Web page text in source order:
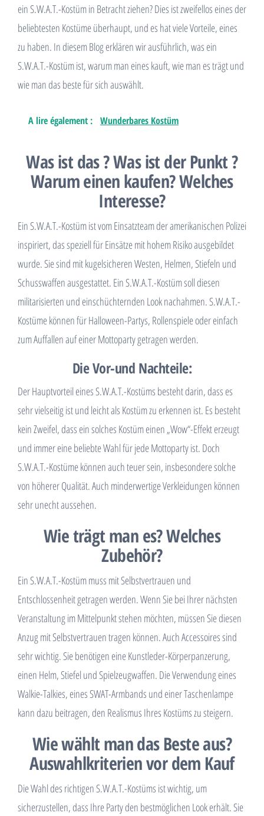
ein S.W.A.T.-Kostüm in Betracht ziehen? Dies ist zweifellos eines der
beliebtesten Kostüme überhaupt, und es hat viele Vorteile, eines
zu haben. In diesem Blog erklären wir ausführlich, was ein
S.W.A.T.-Kostüm ist, warum man eines kauft, wie man es trägt und
wie man das beste für sich auswählt.
A lire également : Wunderbares Kostüm
Was ist das ? Was ist der Punkt ?
Warum einen kaufen? Welches
Interesse?
Ein S.W.A.T.-Kostüm ist vom Einsatzteam der amerikanischen Polizei
inspiriert, das speziell für Einsätze mit hohem Risiko ausgebildet
wurde. Sie sind mit kugelsicheren Westen, Helmen, Stiefeln und
Schusswaffen ausgestattet. Ein S.W.A.T.-Kostüm soll diesen
militarisierten und einschüchternden Look nachahmen. S.W.A.T.-
Kostüme können für Halloween-Partys, Rollenspiele oder einfach
zum Auffallen auf einer Mottoparty getragen werden.
Die Vor-und Nachteile:
Der Hauptvorteil eines S.W.A.T.-Kostüms besteht darin, dass es
sehr vielseitig ist und leicht als Kostüm zu erkennen ist. Es besteht
kein Zweifel, dass ein solches Kostüm einen „Wow“-Effekt erzeugt
und immer eine beliebte Wahl für jede Mottoparty ist. Doch
S.W.A.T.-Kostüme können auch teuer sein, insbesondere solche
von höherer Qualität. Auch minderwertige Verkleidungen können
sehr unecht aussehen.
Wie trägt man es? Welches
Zubehör?
Ein S.W.A.T.-Kostüm muss mit Selbstvertrauen und
Entschlossenheit getragen werden. Wenn Sie bei Ihrer nächsten
Veranstaltung im Mittelpunkt stehen möchten, müssen Sie diesen
Anzug mit Selbstvertrauen tragen können. Auch Accessoires sind
sehr wichtig. Sie benötigen eine Kunstleder-Körperpanzerung,
einen Helm, Stiefel und Spielzeugwaffen. Die Verwendung eines
Walkie-Talkies, eines SWAT-Armbands und einer Taschenlampe
kann dazu beitragen, den Realismus Ihres Kostüms zu steigern.
Wie wählt man das Beste aus?
Auswahlkriterien vor dem Kauf
Die Wahl des richtigen S.W.A.T.-Kostüms ist wichtig, um
sicherzustellen, dass Ihre Party den bestmöglichen Look erhält. Sie